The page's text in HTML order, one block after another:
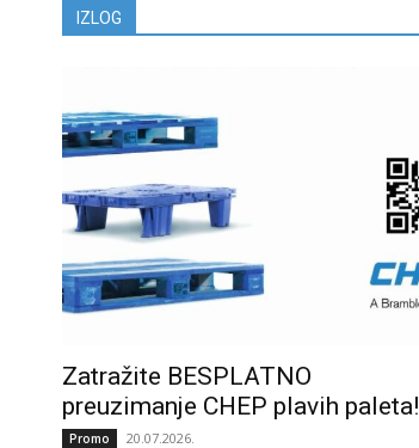
IZLOG
Zatražite BESPLATNO
preuzimanje CHEP plavih paleta!
Promo 20.07.2026.